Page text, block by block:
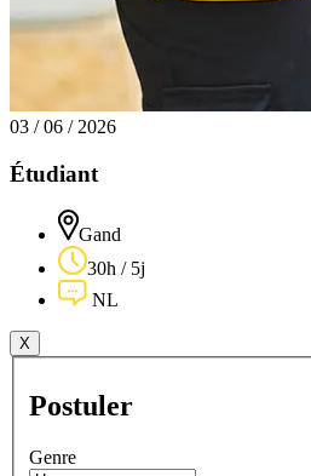
03 / 06 / 2026
Étudiant
Gand
30h / 5j
NL
X
Postuler
Genre